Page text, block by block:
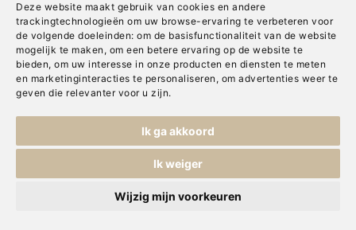
Deze website maakt gebruik van cookies en andere
trackingtechnologieën om uw browse-ervaring te verbeteren voor
de volgende doeleinden: om de basisfunctionaliteit van de website
mogelijk te maken , om een betere ervaring op de website te
bieden, om uw interesse in onze producten en diensten te meten
en marketinginteracties te personaliseren , om advertenties weer te
geven die relevanter voor u zijn.
Ik ga akkoord
Ik weiger
Wijzig mijn voorkeuren
Donderdag
10:30 - 17:30
Vrijdag
10:30 - 17:30
Zaterdag
10:30 - 16:30
Assortiment Inspiratie